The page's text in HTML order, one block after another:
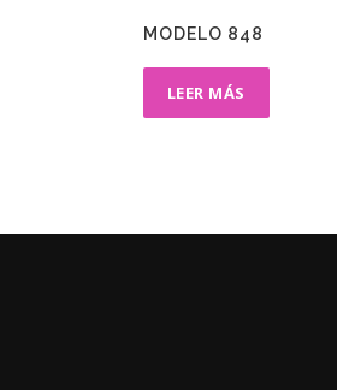
MODELO 848
LEER MÁS